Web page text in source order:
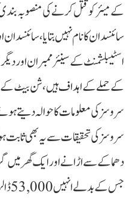
کے میئر کو قتل کرنے کی منصوبہ
سائنسدان کا نام نہیں بتایا،
اسٹیبلشمنٹ کے سینئر ممبران اور دیگر
کے حملے کے اہداف ہیں، شن بیٹ کے
سروسز کی معلومات کا حوالہ دیتے
سروسز کی تحقیقات سے یہ بھی ثابت
دھماکے سے اڑانے اور ایک گھر میں
جس کے بدلے انہیں 53,000 ڈالر ملنا تھے۔